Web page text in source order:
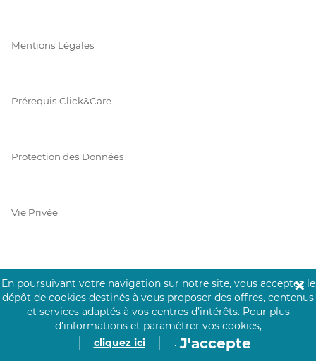
Mentions Légales
Prérequis Click&Care
Protection des Données
Vie Privée
La collecte de vos informations de carte bancaire est cryptée
et assurée par Mangopay, société dûment agréée auprès de la
Banque de France.
En poursuivant votre navigation sur notre site, vous acceptez le
dépôt de cookies destinés à vous proposer des offres, contenus
et services adaptés à vos centres d’intérêts. Pour plus
d’informations et paramétrer vos cookies,
cliquez ici
. J'accepte
✕